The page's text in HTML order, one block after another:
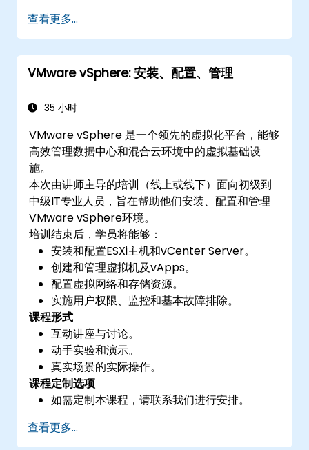
查看更多...
VMware vSphere: 安装、配置、管理
35 小时
VMware vSphere 是一个领先的虚拟化平台，能够
高效管理数据中心和混合云环境中的虚拟基础设
施。
本次由讲师主导的培训（线上或线下）面向初级到
中级IT专业人员，旨在帮助他们安装、配置和管理
VMware vSphere环境。
培训结束后，学员将能够：
安装和配置ESXi主机和vCenter Server。
创建和管理虚拟机及vApps。
配置虚拟网络和存储资源。
实施用户权限、监控和基本故障排除。
课程形式
互动讲座与讨论。
动手实验和演示。
真实场景的实际操作。
课程定制选项
如需定制本课程，请联系我们进行安排。
查看更多...